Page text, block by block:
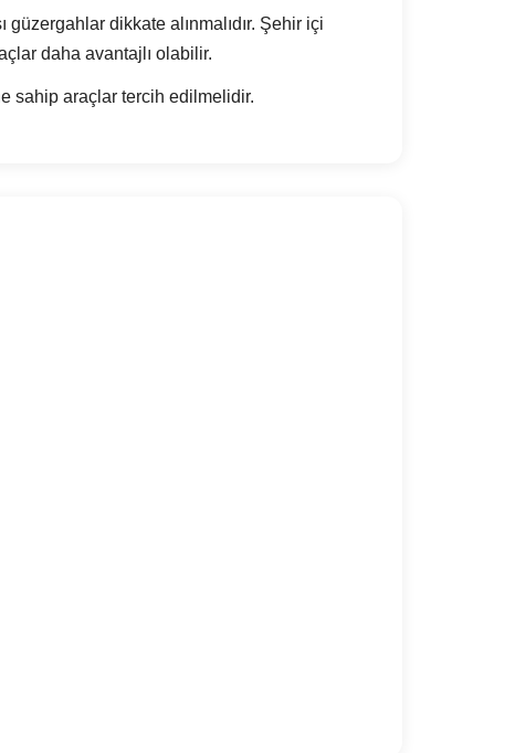
dikkate alınmalıdır. Şehir içi
daha avantajlı olabilir.
sahip araçlar tercih edilmelidir.